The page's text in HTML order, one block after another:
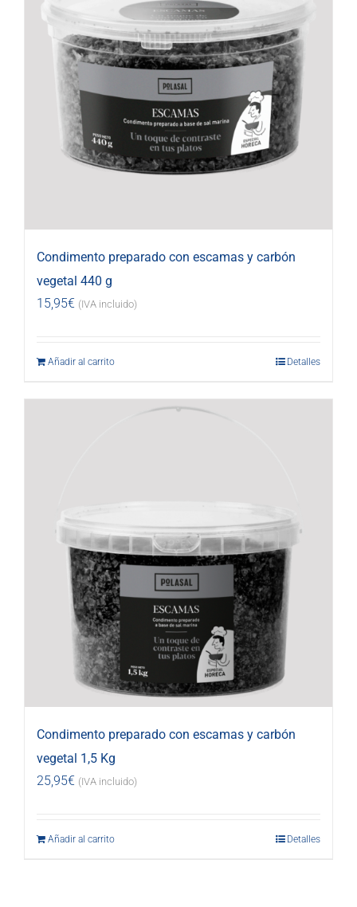
Condimento preparado con escamas y carbón
vegetal 440 g
15,95€ (IVA incluido)
Añadir al carrito Detalles
Condimento preparado con escamas y carbón
vegetal 1,5 Kg
25,95€ (IVA incluido)
Añadir al carrito Detalles